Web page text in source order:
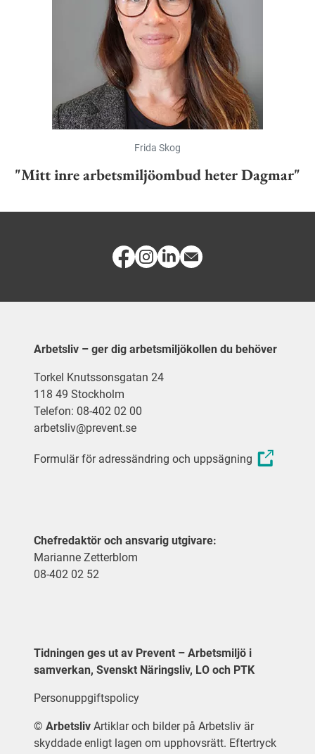
Frida Skog
"Mitt inre arbetsmiljöombud heter Dagmar"
Arbetsliv – ger dig arbetsmiljökollen du behöver
Torkel Knutssonsgatan 24
118 49 Stockholm
Telefon: 08-402 02 00
arbetsliv@prevent.se
Formulär för adressändring och uppsägning
Chefredaktör och ansvarig utgivare:
Marianne Zetterblom
08-402 02 52
Tidningen ges ut av Prevent – Arbetsmiljö i
samverkan, Svenskt Näringsliv, LO och PTK
Personuppgiftspolicy
© Arbetsliv Artiklar och bilder på Arbetsliv är
skyddade enligt lagen om upphovsrätt. Eftertryck